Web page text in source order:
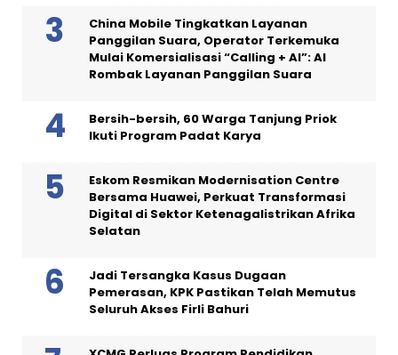
China Mobile Tingkatkan Layanan
Panggilan Suara, Operator Terkemuka
Mulai Komersialisasi “Calling + AI”: AI
Rombak Layanan Panggilan Suara
Bersih-bersih, 60 Warga Tanjung Priok
Ikuti Program Padat Karya
Eskom Resmikan Modernisation Centre
Bersama Huawei, Perkuat Transformasi
Digital di Sektor Ketenagalistrikan Afrika
Selatan
Jadi Tersangka Kasus Dugaan
Pemerasan, KPK Pastikan Telah Memutus
Seluruh Akses Firli Bahuri